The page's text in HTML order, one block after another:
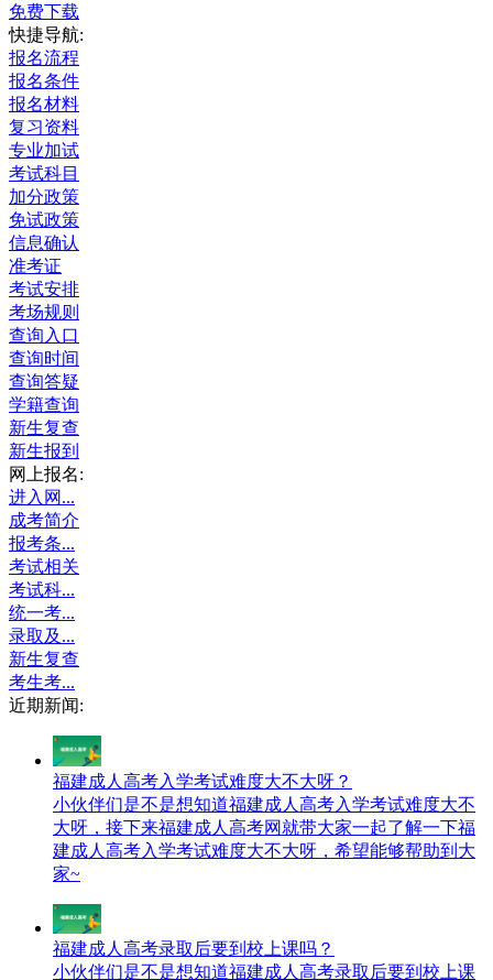
免费下载
快捷导航:
报名流程
报名条件
报名材料
复习资料
专业加试
考试科目
加分政策
免试政策
信息确认
准考证
考试安排
考场规则
查询入口
查询时间
查询答疑
学籍查询
新生复查
新生报到
网上报名:
进入网...
成考简介
报考条...
考试相关
考试科...
统一考...
录取及...
新生复查
考生考...
近期新闻:
福建成人高考入学考试难度大不大呀？
小伙伴们是不是想知道福建成人高考入学考试难度大不
大呀，接下来福建成人高考网就带大家一起了解一下福
建成人高考入学考试难度大不大呀，希望能够帮助到大
家~
福建成人高考录取后要到校上课吗？
小伙伴们是不是想知道福建成人高考录取后要到校上课